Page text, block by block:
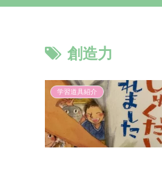
創造力
学習道具紹介